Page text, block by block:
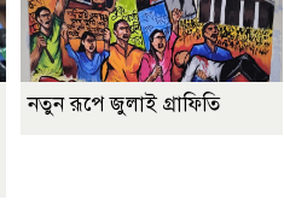
নতুন রূপে জুলাই গ্রাফিতি